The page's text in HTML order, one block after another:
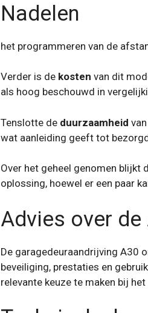
Nadelen
het programmeren van de
Verder is de kosten van dit
als hoog beschouwd in
Tenslotte de duurzaamheid
wat aanleiding geeft tot
Over het geheel genomen blijkt
oplossing, hoewel er een paar
Advies over
De garagedeuraandrijving A30
beveiliging, prestaties en
relevante keuze te maken bij